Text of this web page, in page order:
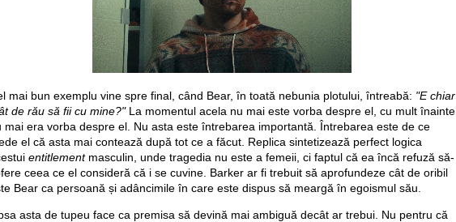
mai bun exemplu vine spre final, când Bear, în toată nebunia plotului, întreabă: "E chiar
de rău să fii cu mine?"La momentul acela nu mai este vorba despre el, cu mult înainte
mai era vorba despre el. Nu asta este întrebarea importantă. Întrebarea este de ce
el că asta mai contează după tot ce a făcut. Replica sintetizează perfect logica
entitlementmasculin, unde tragedia nu este a femeii, ci faptul că ea încă refuză să-
ceea ce el consideră că i se cuvine. Barker ar fi trebuit să aprofundeze cât de oribil
Bear ca persoană și adâncimile în care este dispus să meargă în egoismul său.
asta de tupeu face ca premisa să devină mai ambiguă decât ar trebui. Nu pentru că